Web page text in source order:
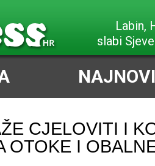
Labin,
slabi
CJELOVITI I
OTOKE I